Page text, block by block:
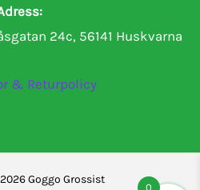
24c, 56141 Huskvarna
& Returpolicy
Goggo Grossist
0